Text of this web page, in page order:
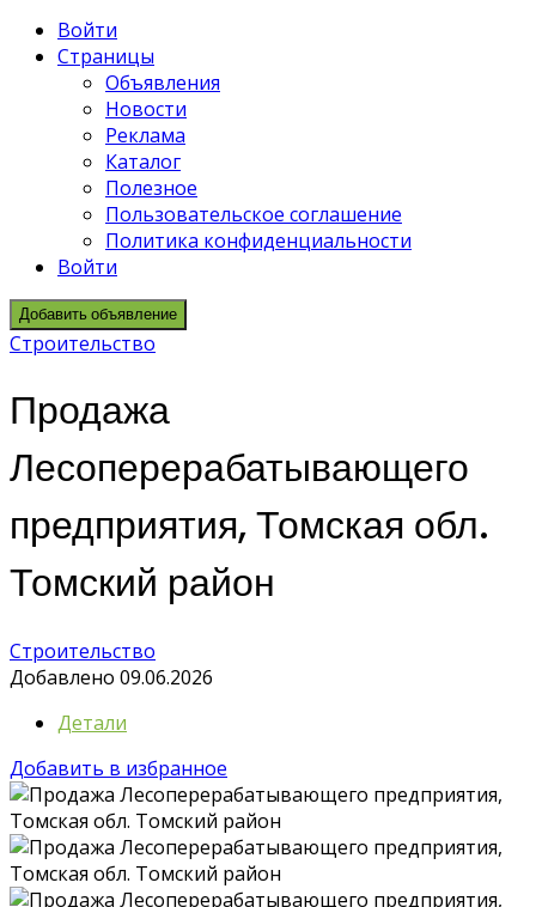
Войти
Страницы
Объявления
Новости
Реклама
Каталог
Полезное
Пользовательское соглашение
Политика конфиденциальности
Войти
Добавить объявление
Строительство
Продажа
Лесоперерабатывающего
предприятия, Томская обл.
Томский район
Строительство
Добавлено 09.06.2026
Детали
Добавить в избранное